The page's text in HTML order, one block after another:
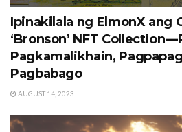
Ipinakilala ng ElmonX ang
‘Bronson’ NFT Collection
Pagkamalikhain,
Pagbabago
AUGUST 14, 2023